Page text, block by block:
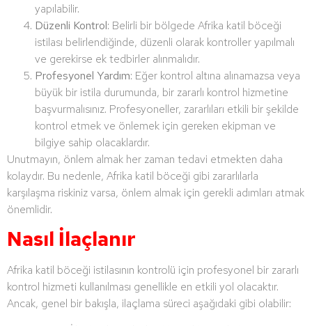
yapılabilir.
Düzenli Kontrol: Belirli bir bölgede Afrika katil böceği
istilası belirlendiğinde, düzenli olarak kontroller yapılmalı
ve gerekirse ek tedbirler alınmalıdır.
Profesyonel Yardım: Eğer kontrol altına alınamazsa veya
büyük bir istila durumunda, bir zararlı kontrol hizmetine
başvurmalısınız. Profesyoneller, zararlıları etkili bir şekilde
kontrol etmek ve önlemek için gereken ekipman ve
bilgiye sahip olacaklardır.
Unutmayın, önlem almak her zaman tedavi etmekten daha
kolaydır. Bu nedenle, Afrika katil böceği gibi zararlılarla
karşılaşma riskiniz varsa, önlem almak için gerekli adımları atmak
önemlidir.
Nasıl İlaçlanır
Afrika katil böceği istilasının kontrolü için profesyonel bir zararlı
kontrol hizmeti kullanılması genellikle en etkili yol olacaktır.
Ancak, genel bir bakışla, ilaçlama süreci aşağıdaki gibi olabilir: